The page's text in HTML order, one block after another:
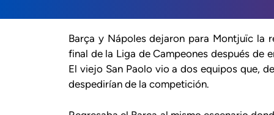
Barça y Nápoles dejaron para Montjuïc la
final de la Liga de Campeones después de
El viejo San Paolo vio a dos equipos que,
despedirían de la competición.